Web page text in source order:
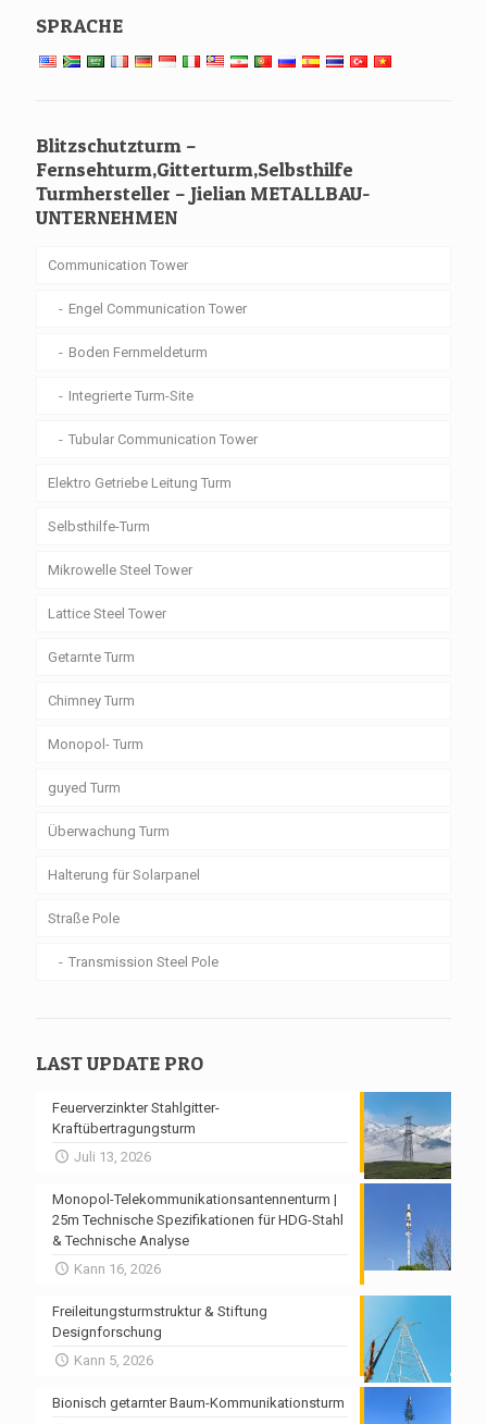
SPRACHE
Blitzschutzturm –
Fernsehturm,Gitterturm,Selbsthilfe
Turmhersteller – Jielian METALLBAU-
UNTERNEHMEN
Communication Tower
Engel Communication Tower
Boden Fernmeldeturm
Integrierte Turm-Site
Tubular Communication Tower
Elektro Getriebe Leitung Turm
Selbsthilfe-Turm
Mikrowelle Steel Tower
Lattice Steel Tower
Getarnte Turm
Chimney Turm
Monopol- Turm
guyed Turm
Überwachung Turm
Halterung für Solarpanel
Straße Pole
Transmission Steel Pole
LAST UPDATE PRO
Feuerverzinkter Stahlgitter-
Kraftübertragungsturm
Juli 13, 2026
Monopol-Telekommunikationsantennenturm |
25m Technische Spezifikationen für HDG-Stahl
& Technische Analyse
Kann 16, 2026
Freileitungsturmstruktur & Stiftung
Designforschung
Kann 5, 2026
Bionisch getarnter Baum-Kommunikationsturm